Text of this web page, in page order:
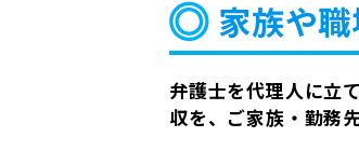
家族や
弁護士を代理人に立
収を、ご家族・勤務